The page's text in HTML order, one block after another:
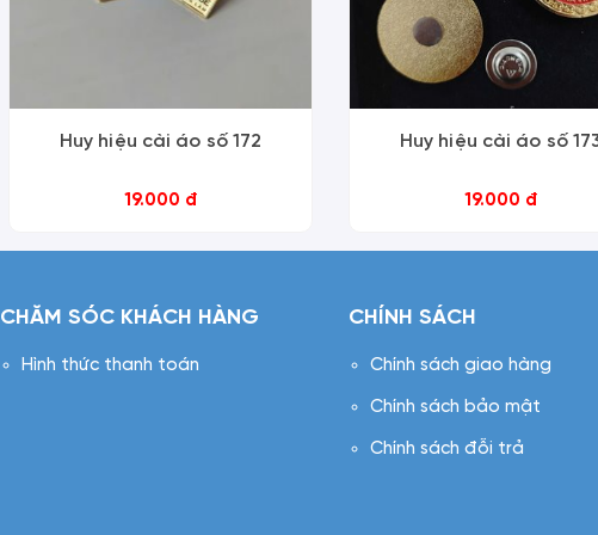
Huy hiệu cài áo số 172
19.000 đ
Huy hiệu cài áo số
19.000 đ
CHĂM SÓC KHÁCH HÀNG
Hình thức thanh toán
CHÍNH SÁCH
Chính sách giao hàng
Chính sách bảo mật
Chính sách đỗi trả